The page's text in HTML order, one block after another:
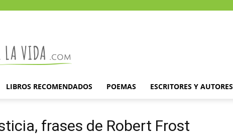
la
vida
LIBROS RECOMENDADOS POEMAS ESCRITORES Y AUTORES
frases de Robert Frost